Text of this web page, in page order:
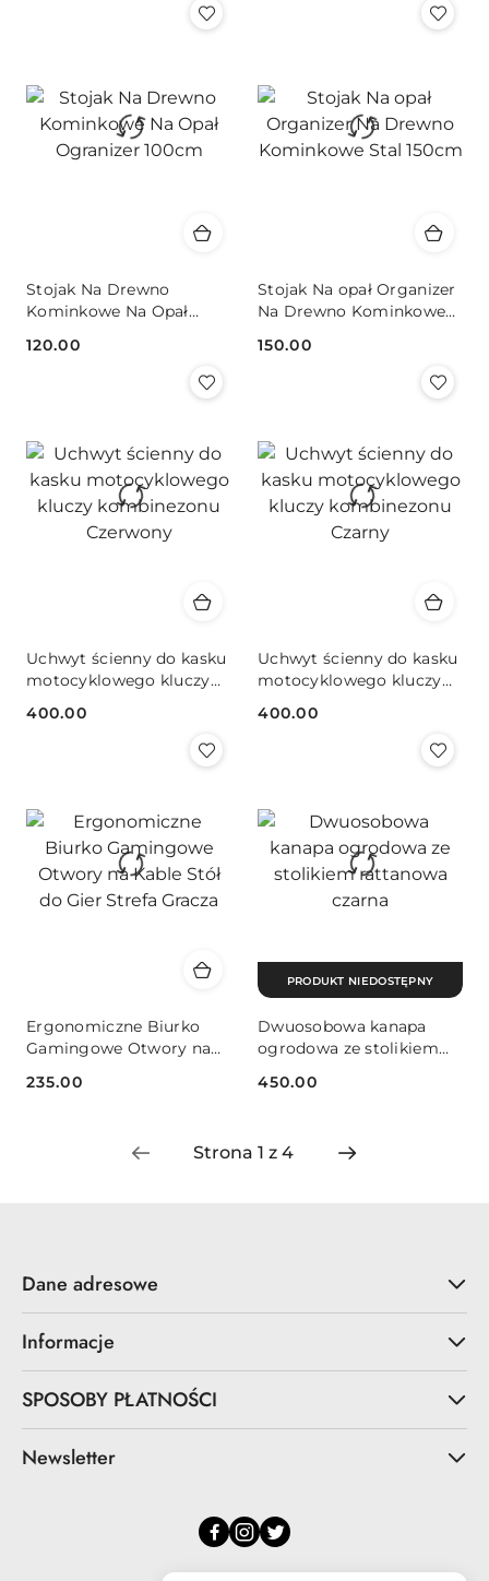
Stojak Na Drewno
Kominkowe Na Opał
Cena:
120.00
Stojak Na opał Organizer
Na Drewno Kominkowe
Cena:
150.00
Uchwyt ścienny do kasku
motocyklowego kluczy
Cena:
400.00
Uchwyt ścienny do kasku
motocyklowego kluczy
Cena:
400.00
Ergonomiczne Biurko
Gamingowe Otwory na
Gracza
Cena:
235.00
Dwuosobowa kanapa
ogrodowa ze stolikiem
Cena:
450.00
PRODUKT NIEDOSTĘPNY
Dane adresowe
Informacje
SPOSOBY PŁATNOŚCI
Newsletter